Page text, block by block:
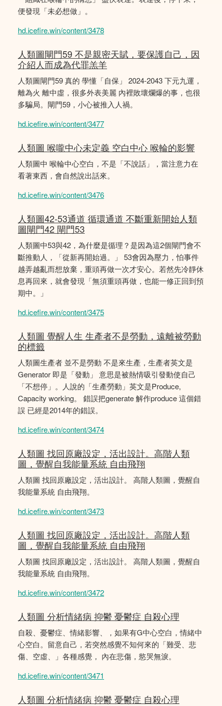
便發現「未必想做」。
hd.icefire.win/content/3478
人類圖閘門59 不是親密天賦，要保護自己，因
介紹人而成為代罪羔羊
人類圖閘門59 真的 學懂「自保」 2024-2043 下元九運，
離為火 離中虛，很多外表美麗 內裡敗壞爛爆的事，也很
多騙局。閘門59，小心被推入人禍。
hd.icefire.win/content/3477
人類圖 喉嚨中心未定義 空白中心 喉輪的影響
人類圖中 喉輪中心空白，不是「不說話」，當注意力在
看著東西，會自然說出話來。
hd.icefire.win/content/3476
人類圖42-53通道 循環通道 不斷重新開始人類
圖閘門42 閘門53
人類圖中53與42，為什麼是循理？是因為這2個閘門會不
斷推動人，「從新再開始過。」 53會因為壓力，怕事件
越弄越亂而想放棄，重頭再做一次才安心。若然先冷靜休
息再回來，就會發現「無須重頭再做，也能一修正回到預
期中。」
hd.icefire.win/content/3475
人類圖 覺醒人生 生產者不是勞動，遠離被勞動
的標籤
人類圖生產者 並不是勞動 不是來生產，生產者英文是
Generator 即是「發動」 意思是被熱情吸引發動使自己
「不想停」。人說的「生產勞動」英文是Produce,
Capacity working。 錯誤把generate 解作produce 這個錯
誤 已經是2014年的錯誤。
hd.icefire.win/content/3474
人類圖 找回原廠設定，活出設計。高階人類
圖，覺醒自我能量系統 自由飛翔
人類圖 找回原廠設定，活出設計。 高階人類圖，覺醒自
我能量系統 自由飛翔。
hd.icefire.win/content/3473
人類圖 找回原廠設定，活出設計。高階人類
圖，覺醒自我能量系統 自由飛翔
人類圖 找回原廠設定，活出設計。 高階人類圖，覺醒自
我能量系統 自由飛翔。
hd.icefire.win/content/3472
人類圖 分析情緒病 抑鬱 憂鬱症 自殺心理
自殺、憂鬱症、情緒影響、，如果有G中心空白，情緒中
心空白。留意自己，若突然感覺不知何來的「難受、悲
傷、空虛、」各種感覺， 內在悲傷，慾哭無淚。
hd.icefire.win/content/3471
人類圖 分析情緒病 抑鬱 憂鬱症 自殺心理